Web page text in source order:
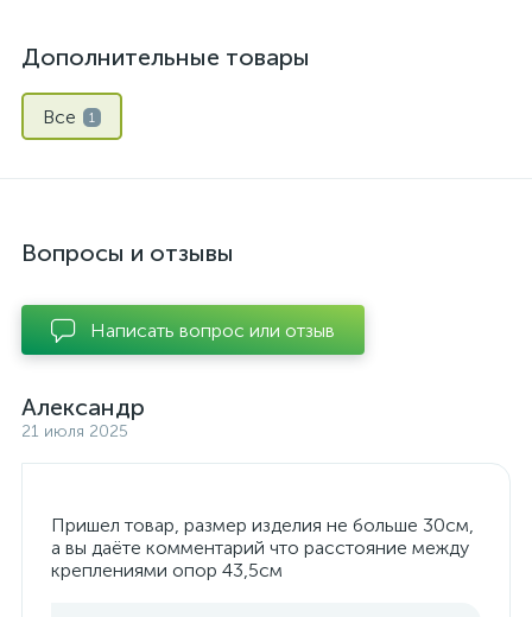
Дополнительные товары
Все 1
Вопросы и отзывы
Написать вопрос или отзыв
Александр
21 июля 2025
Пришел товар, размер изделия не больше 30см,
а вы даёте комментарий что расстояние между
креплениями опор 43,5см